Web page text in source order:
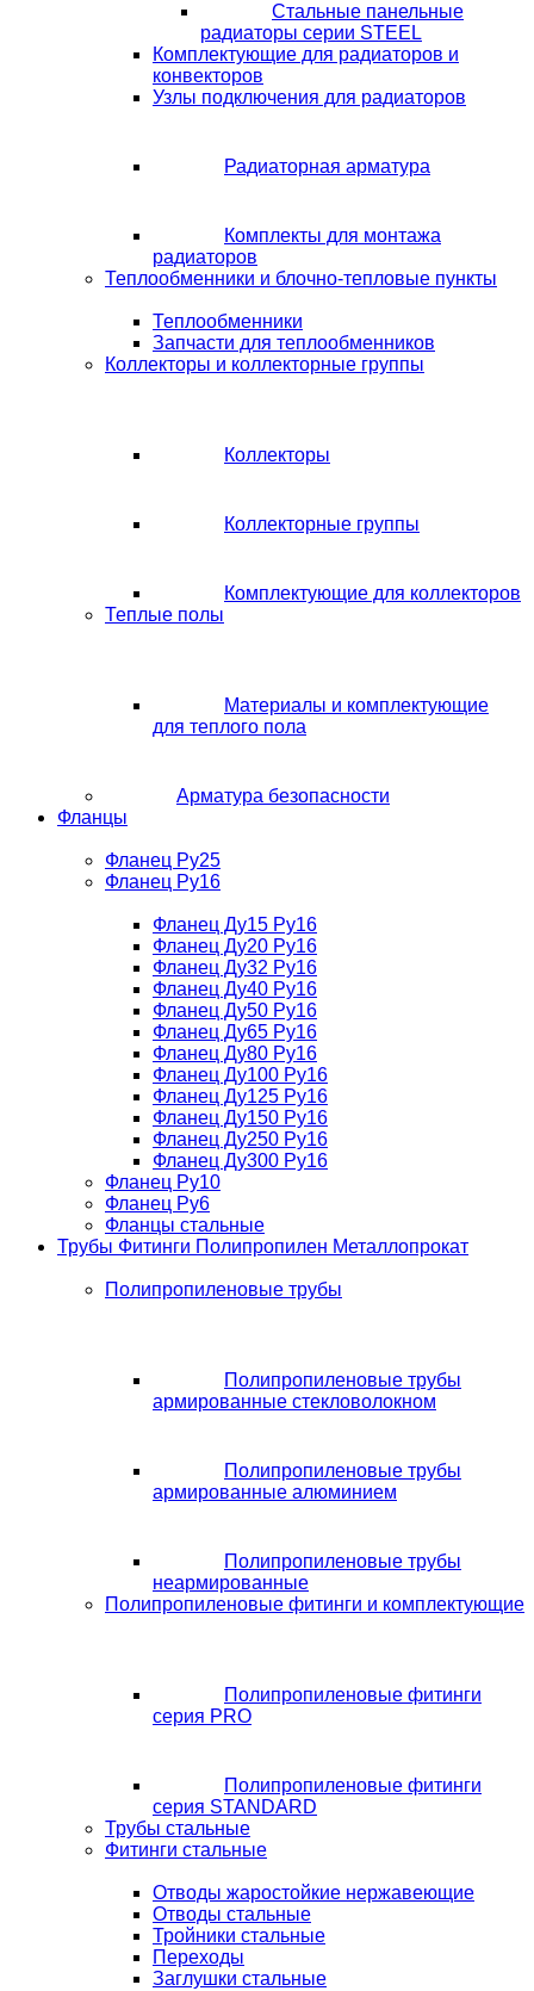
Стальные панельные
радиаторы серии STEEL
Комплектующие для радиаторов и
конвекторов
Узлы подключения для радиаторов
Радиаторная арматура
Комплекты для монтажа
радиаторов
Теплообменники и блочно-тепловые пункты
Теплообменники
Запчасти для теплообменников
Коллекторы и коллекторные группы
Коллекторы
Коллекторные группы
Комплектующие для коллекторов
Теплые полы
Материалы и комплектующие
для теплого пола
Арматура безопасности
Фланцы
Фланец Ру25
Фланец Ру16
Фланец Ду15 Ру16
Фланец Ду20 Ру16
Фланец Ду32 Ру16
Фланец Ду40 Ру16
Фланец Ду50 Ру16
Фланец Ду65 Ру16
Фланец Ду80 Ру16
Фланец Ду100 Ру16
Фланец Ду125 Ру16
Фланец Ду150 Ру16
Фланец Ду250 Ру16
Фланец Ду300 Ру16
Фланец Ру10
Фланец Ру6
Фланцы стальные
Трубы Фитинги Полипропилен Металлопрокат
Полипропиленовые трубы
Полипропиленовые трубы
армированные стекловолокном
Полипропиленовые трубы
армированные алюминием
Полипропиленовые трубы
неармированные
Полипропиленовые фитинги и комплектующие
Полипропиленовые фитинги
серия PRO
Полипропиленовые фитинги
серия STANDARD
Трубы стальные
Фитинги стальные
Отводы жаростойкие нержавеющие
Отводы стальные
Тройники стальные
Переходы
Заглушки стальные